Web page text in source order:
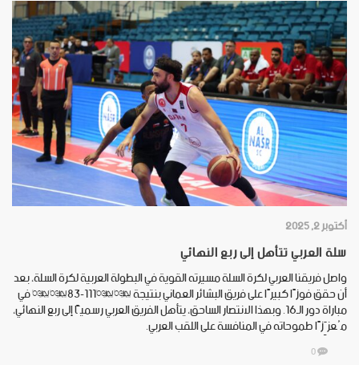
أكتوبر 2, 2025
سلة العربي تتأهل إلى ربع النهائي
واصل فريقنا العربي لكرة السلة مسيرته القوية في البطولة العربية لكرة السلة، بعد
أن حقق فوزًا كبيرًا على فريق البشائر العماني بنتيجة **111-83** في
مباراة دور الـ16. وبهذا الانتصار الساحق، يتأهل الفريق العربي رسميًّا إلى ربع النهائي،
مُعزِّزًا طموحاته في المنافسة على اللقب العربي.
0